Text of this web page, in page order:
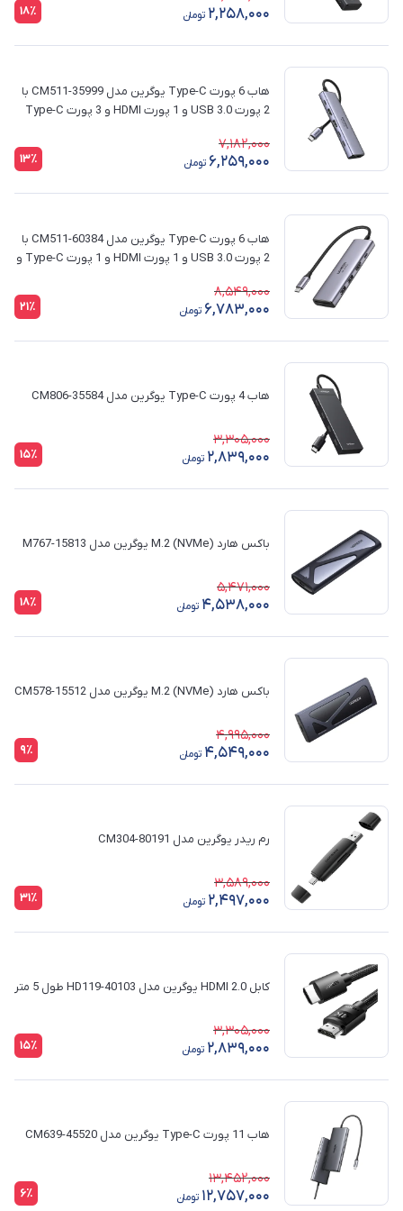
2,258,000 تومان 18٪
هاب 6 پورت Type-C یوگرین مدل CM511-35999 با
2 پورت USB 3.0 و 1 پورت HDMI و 3 پورت Type-C
7,182,000
6,259,000 تومان 13٪
هاب 6 پورت Type-C یوگرین مدل CM511-60384 با
2 پورت USB 3.0 و 1 پورت HDMI و 1 پورت Type-C و
8,549,000
6,783,000 تومان 21٪
هاب 4 پورت Type-C یوگرین مدل CM806-35584
3,305,000
2,839,000 تومان 15٪
باکس هارد (M.2 (NVMe یوگرین مدل M767-15813
5,471,000
4,538,000 تومان 18٪
باکس هارد (M.2 (NVMe یوگرین مدل CM578-15512
4,995,000
4,549,000 تومان 9٪
رم ریدر یوگرین مدل CM304-80191
3,589,000
2,497,000 تومان 31٪
کابل HDMI 2.0 یوگرین مدل HD119-40103 طول 5 متر
3,305,000
2,839,000 تومان 15٪
هاب 11 پورت Type-C یوگرین مدل CM639-45520
13,452,000
12,757,000 تومان 6٪